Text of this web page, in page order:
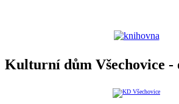
Kulturní dům Všechovice -